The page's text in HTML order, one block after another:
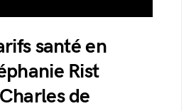
santé en
Rist
de